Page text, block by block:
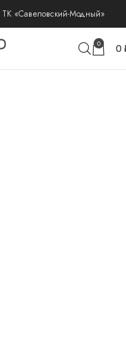
«Савеловский-Модный»
0 0